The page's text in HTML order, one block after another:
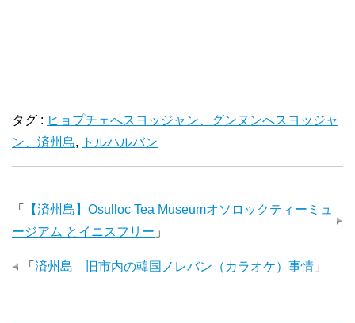
タグ : ヒョプチェへスヨッジャン、グンヌンへスヨッジャ
ン、済州島, トルハルバン
「
【済州島】Osulloc Tea Museumオソロックティーミュ
ージアム とイニスフリー 」
「 済州島 旧市内の韓国ノレバン（カラオケ）事情 」